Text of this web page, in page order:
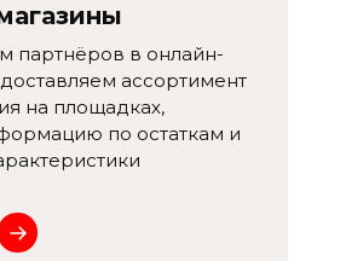
партнёров в онлайн-
ассортимент
на площадках,
по остаткам и